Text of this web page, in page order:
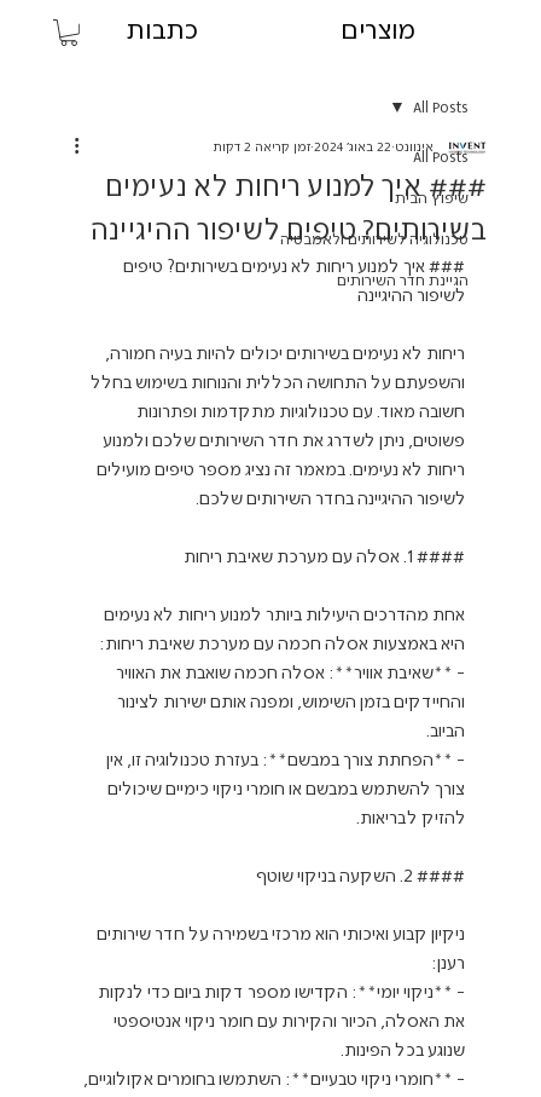
מוצרים כתבות
All Posts
שיפוץ הבית
טכנולוגיה לשירותים ולאמבטיה
הגיינת חדר השירותים
All Posts
### איך למנוע ריחות לא נעימים
בשירותים? טיפים לשיפור ההיגיינה
אינוונט 22 באוג׳ 2024 זמן קריאה 2 דקות
### איך למנוע ריחות לא נעימים בשירותים? טיפים
לשיפור ההיגיינה
ריחות לא נעימים בשירותים יכולים להיות בעיה חמורה,
והשפעתם על התחושה הכללית והנוחות בשימוש בחלל
חשובה מאוד. עם טכנולוגיות מתקדמות ופתרונות
פשוטים, ניתן לשדרג את חדר השירותים שלכם ולמנוע
ריחות לא נעימים. במאמר זה נציג מספר טיפים מועילים
לשיפור ההיגיינה בחדר השירותים שלכם.
אחת מהדרכים היעילות ביותר למנוע ריחות לא נעימים
- **שאיבת אוויר**: אסלה חכמה שואבת את האוויר
והחיידקים בזמן השימוש, ומפנה אותם ישירות לצינור
הביוב.
- **הפחתת צורך במבשם**: בעזרת טכנולוגיה זו, אין
צורך להשתמש במבשם או חומרי ניקוי כימיים שיכולים
להזיק לבריאות.
#### 2. השקעה בניקוי שוטף
ניקיון קבוע ואיכותי הוא מרכזי בשמירה על חדר שירותים
- **ניקוי יומי**: הקדישו מספר דקות ביום כדי לנקות
את האסלה, הכיור והקירות עם חומר ניקוי אנטיספטי
שנוגע בכל הפינות.
- **חומרי ניקוי טבעיים**: השתמשו בחומרים אקולוגיים,